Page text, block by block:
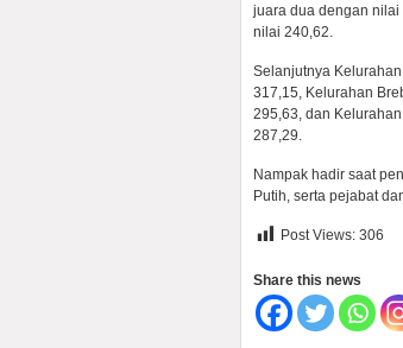
juara dua dengan nilai
nilai 240,62.
Selanjutnya
317,15, Kelurahan
295,63, dan
287,29.
Nampak hadir saat
Putih, serta pejabat
Post Views: 306
Share this news